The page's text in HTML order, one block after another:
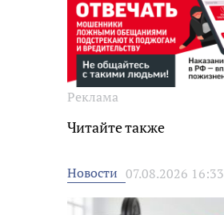
Реклама
Читайте также
Новости 07.08.2026 16:33